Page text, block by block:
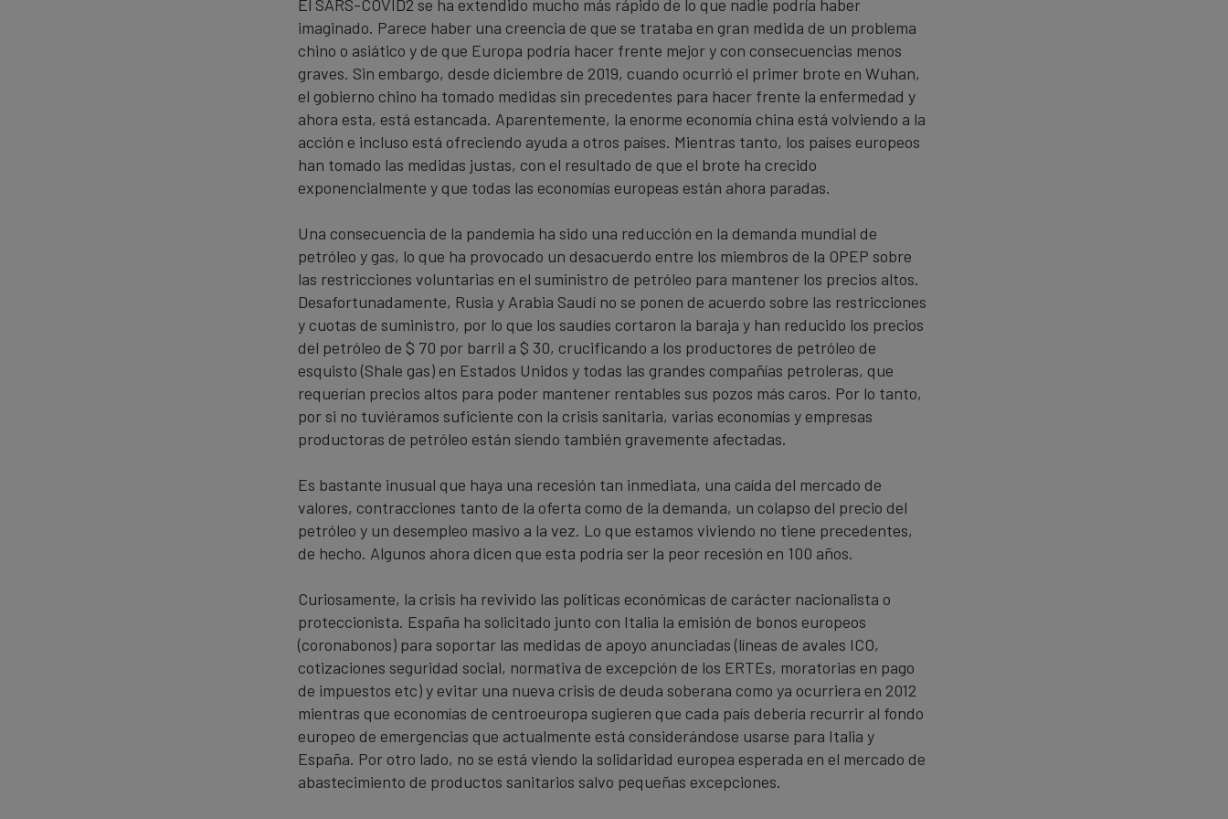
El SARS-COVID2 se ha extendido mucho más rápido de lo que nadie podría haber
imaginado. Parece haber una creencia de que se trataba en gran medida de un problema
chino o asiático y de que Europa podría hacer frente mejor y con consecuencias menos
graves. Sin embargo, desde diciembre de 2019, cuando ocurrió el primer brote en Wuhan,
el gobierno chino ha tomado medidas sin precedentes para hacer frente la enfermedad y
ahora esta, está estancada. Aparentemente, la enorme economía china está volviendo a la
acción e incluso está ofreciendo ayuda a otros países. Mientras tanto, los países europeos
han tomado las medidas justas, con el resultado de que el brote ha crecido
exponencialmente y que todas las economías europeas están ahora paradas.
Una consecuencia de la pandemia ha sido una reducción en la demanda mundial de
petróleo y gas, lo que ha provocado un desacuerdo entre los miembros de la OPEP sobre
las restricciones voluntarias en el suministro de petróleo para mantener los precios altos.
Desafortunadamente, Rusia y Arabia Saudí no se ponen de acuerdo sobre las restricciones
y cuotas de suministro, por lo que los saudíes cortaron la baraja y han reducido los precios
del petróleo de $ 70 por barril a $ 30, crucificando a los productores de petróleo de
esquisto (Shale gas) en Estados Unidos y todas las grandes compañías petroleras, que
requerían precios altos para poder mantener rentables sus pozos más caros. Por lo tanto,
por si no tuviéramos suficiente con la crisis sanitaria, varias economías y empresas
productoras de petróleo están siendo también gravemente afectadas.
Es bastante inusual que haya una recesión tan inmediata, una caída del mercado de
valores, contracciones tanto de la oferta como de la demanda, un colapso del precio del
petróleo y un desempleo masivo a la vez. Lo que estamos viviendo no tiene precedentes,
de hecho. Algunos ahora dicen que esta podría ser la peor recesión en 100 años.
Curiosamente, la crisis ha revivido las políticas económicas de carácter nacionalista o
proteccionista. España ha solicitado junto con Italia la emisión de bonos europeos
(coronabonos) para soportar las medidas de apoyo anunciadas (líneas de avales ICO,
cotizaciones seguridad social, normativa de excepción de los ERTEs, moratorias en pago
de impuestos etc) y evitar una nueva crisis de deuda soberana como ya ocurriera en 2012
mientras que economías de centroeuropa sugieren que cada país debería recurrir al fondo
europeo de emergencias que actualmente está considerándose usarse para Italia y
España. Por otro lado, no se está viendo la solidaridad europea esperada en el mercado de
abastecimiento de productos sanitarios salvo pequeñas excepciones.